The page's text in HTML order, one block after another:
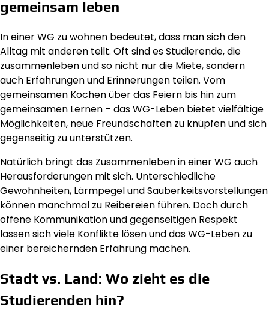
gemeinsam leben
In einer WG zu wohnen bedeutet, dass man sich den
Alltag mit anderen teilt. Oft sind es Studierende, die
zusammenleben und so nicht nur die Miete, sondern
auch Erfahrungen und Erinnerungen teilen. Vom
gemeinsamen Kochen über das Feiern bis hin zum
gemeinsamen Lernen – das WG-Leben bietet vielfältige
Möglichkeiten, neue Freundschaften zu knüpfen und sich
gegenseitig zu unterstützen.
Natürlich bringt das Zusammenleben in einer WG auch
Herausforderungen mit sich. Unterschiedliche
Gewohnheiten, Lärmpegel und Sauberkeitsvorstellungen
können manchmal zu Reibereien führen. Doch durch
offene Kommunikation und gegenseitigen Respekt
lassen sich viele Konflikte lösen und das WG-Leben zu
einer bereichernden Erfahrung machen.
Stadt vs. Land: Wo zieht es die
Studierenden hin?